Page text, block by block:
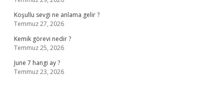
Koşullu sevgi ne anlama gelir ?
Temmuz 27, 2026
Kemik görevi nedir ?
Temmuz 25, 2026
June 7 hangi ay ?
Temmuz 23, 2026